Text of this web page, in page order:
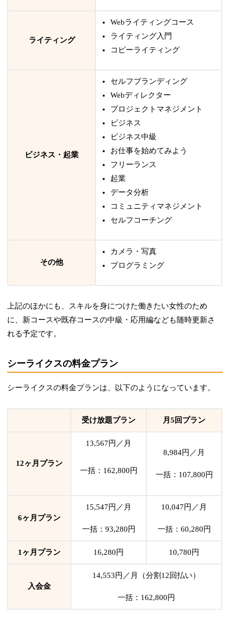
ライティング
Webライティングコース
ライティング入門
コピーライティング
ビジネス・起業
セルフブランディング
Webディレクター
プロジェクトマネジメント
ビジネス
ビジネス中級
お仕事を始めてみよう
フリーランス
起業
データ分析
コミュニティマネジメント
セルフコーチング
その他
カメラ・写真
プログラミング
上記のほかにも、スキルを身につけた働きたい女性のため
に、新コースや既存コースの中級・応用編なども随時更新さ
れる予定です。
シーライクスの料金プラン
シーライクスの料金プランは、以下のようになっています。
受け放題プラン 月5回プラン
12ヶ月プラン
13,567円／月
一括：162,800円
8,984円／月
一括：107,800円
6ヶ月プラン
15,547円／月
一括：93,280円
10,047円／月
一括：60,280円
1ヶ月プラン 16,280円 10,780円
入会金
14,553円／月（分割12回払い）
一括：162,800円